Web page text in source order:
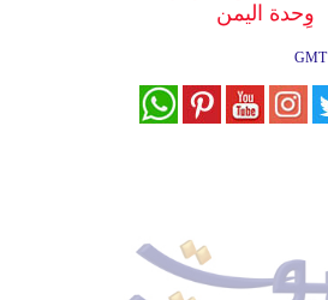
وِحدة اليمن
GMT